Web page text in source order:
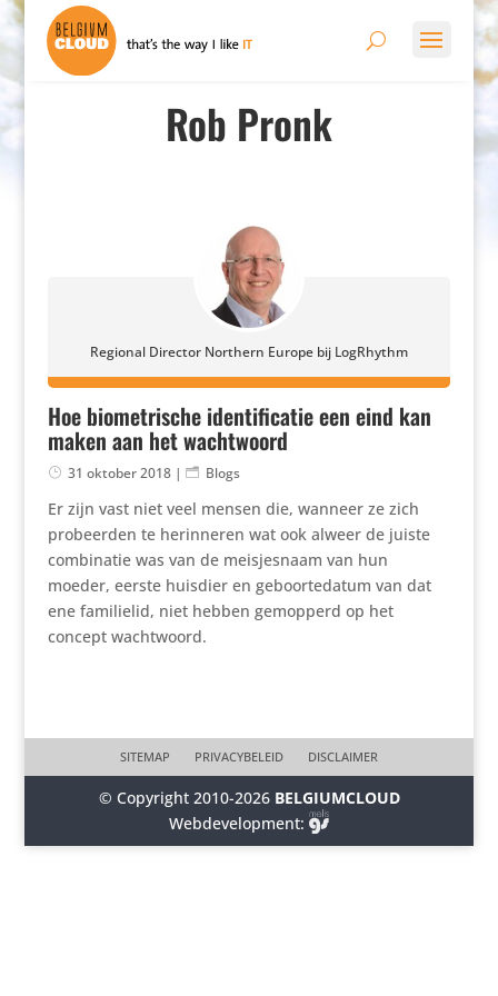
Rob Pronk
Hoe biometrische identificatie een eind kan
maken aan het wachtwoord
31 oktober 2018| Blogs
Er zijn vast niet veel mensen die, wanneer ze zich
probeerden te herin­neren wat ook alweer de juiste
combi­natie was van de meis­jes­naam van hun
moeder, eerste huisdier en geboor­te­datum van dat
ene fami­lielid, niet hebben gemopperd op het
concept wachtwoord.
Regional Director Northern Europe bij LogRhythm
SITEMAP PRIVACYBELEID DISCLAIMER
© Copyright 2010-2026 BELGIUMCLOUD
Webdevelopment: